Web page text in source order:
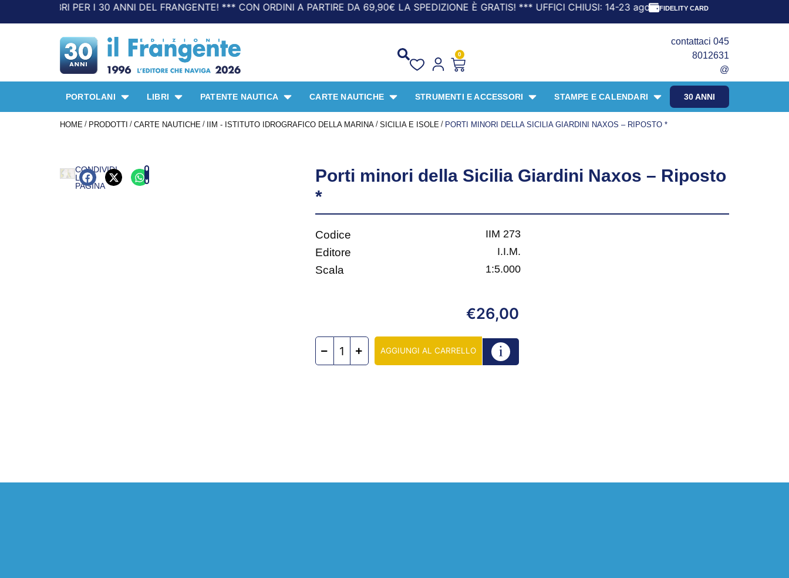
LIBRI PER I 30 ANNI DEL FRANGENTE! *** CON ORDINI A PARTIRE DA 69,90€ LA SPEDIZIONE È GRATIS! *** UFFICI CHIUSI: 14-23 agosto SPEDIZIONI FINO: 12 agosto
FIDELITY CARD
0
contattaci 045
8012631
@
30 ANNI
PORTOLANI LIBRI PATENTE NAUTICA CARTE NAUTICHE STRUMENTI E ACCESSORI STAMPE E CALENDARI
HOME / PRODOTTI / CARTE NAUTICHE / IIM - ISTITUTO IDROGRAFICO DELLA MARINA / SICILIA E ISOLE / PORTI MINORI DELLA SICILIA GIARDINI NAXOS – RIPOSTO *
CONDIVIDI
LA
PAGINA
Porti minori della Sicilia Giardini Naxos – Riposto
*
Codice IIM 273
Editore I.I.M.
Scala 1:5.000
€26,00
AGGIUNGI AL CARRELLO